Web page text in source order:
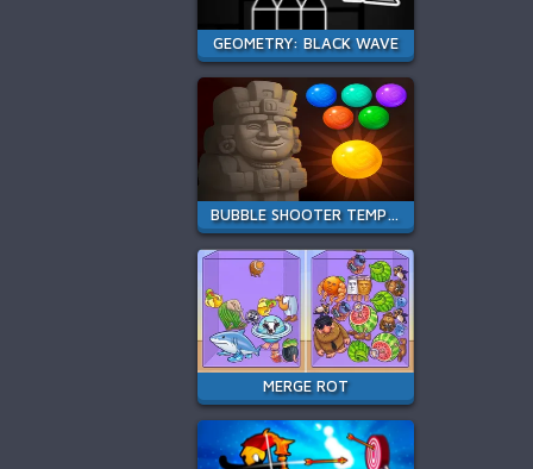
GEOMETRY: BLACK WAVE
BUBBLE SHOOTER TEMPLE JEWELS
MERGE ROT